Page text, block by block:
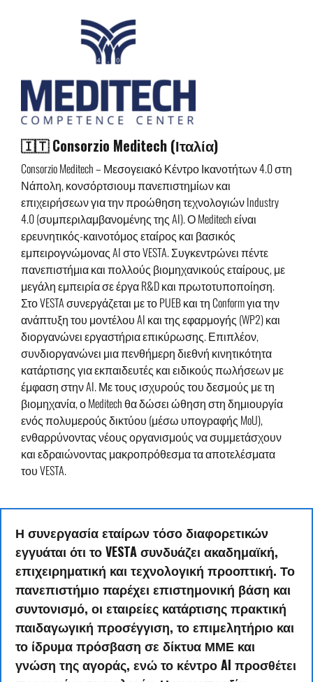
🇮🇹 Consorzio Meditech (Ιταλία)
Consorzio Meditech – Μεσογειακό Κέντρο Ικανοτήτων 4.0 στη
Νάπολη, κονσόρτσιουμ πανεπιστημίων και
επιχειρήσεων για την προώθηση τεχνολογιών Industry
4.0 (συμπεριλαμβανομένης της AI). Ο Meditech είναι
ερευνητικός-καινοτόμος εταίρος και βασικός
εμπειρογνώμονας AI στο VESTA. Συγκεντρώνει πέντε
πανεπιστήμια και πολλούς βιομηχανικούς εταίρους, με
μεγάλη εμπειρία σε έργα R&D και πρωτοτυποποίηση.
Στο VESTA συνεργάζεται με το PUEB και τη Conform για την
ανάπτυξη του μοντέλου AI και της εφαρμογής (WP2) και
διοργανώνει εργαστήρια επικύρωσης. Επιπλέον,
συνδιοργανώνει μια πενθήμερη διεθνή κινητικότητα
κατάρτισης για εκπαιδευτές και ειδικούς πωλήσεων με
έμφαση στην AI. Με τους ισχυρούς του δεσμούς με τη
βιομηχανία, ο Meditech θα δώσει ώθηση στη δημιουργία
ενός πολυμερούς δικτύου (μέσω υπογραφής MoU),
ενθαρρύνοντας νέους οργανισμούς να συμμετάσχουν
και εδραιώνοντας μακροπρόθεσμα τα αποτελέσματα
του VESTA.
Η συνεργασία εταίρων τόσο διαφορετικών
εγγυάται ότι το VESTA συνδυάζει ακαδημαϊκή,
επιχειρηματική και τεχνολογική προοπτική. Το
πανεπιστήμιο παρέχει επιστημονική βάση και
συντονισμό, οι εταιρείες κατάρτισης πρακτική
παιδαγωγική προσέγγιση, το επιμελητήριο και
το ίδρυμα πρόσβαση σε δίκτυα ΜΜΕ και
γνώση της αγοράς, ενώ το κέντρο AI προσθέτει